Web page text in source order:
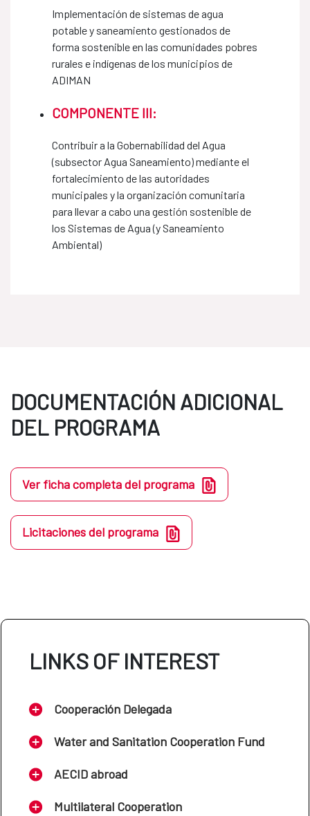
Implementación de sistemas de agua
potable y saneamiento gestionados de
forma sostenible en las comunidades pobres
rurales e indígenas de los municipios de
ADIMAN
COMPONENTE III:
Contribuir a la Gobernabilidad del Agua
(subsector Agua Saneamiento) mediante el
fortalecimiento de las autoridades
municipales y la organización comunitaria
para llevar a cabo una gestión sostenible de
los Sistemas de Agua (y Saneamiento
Ambiental)
DOCUMENTACIÓN ADICIONAL
DEL PROGRAMA
Ver ficha completa del programa
Licitaciones del programa
LINKS OF INTEREST
Cooperación Delegada
Water and Sanitation Cooperation Fund
AECID abroad
Multilateral Cooperation